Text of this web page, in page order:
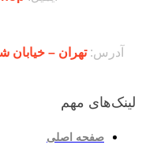
آدرس:تهران – خیابان
لینک‌های مهم
صفحه اصلی